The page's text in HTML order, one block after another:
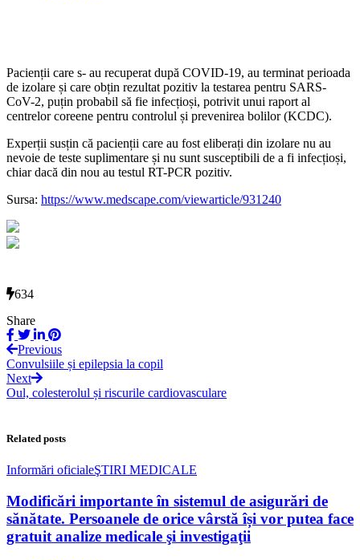
Pacienții care s- au recuperat după COVID-19, au terminat perioada
de izolare și care obțin rezultat pozitiv la testarea pentru SARS-
CoV-2, puțin probabil să fie infecțioși, potrivit unui raport al
centrelor coreene pentru controlul și prevenirea bolilor (KCDC).
Experții susțin că pacienții care au fost eliberați din izolare nu au
nevoie de teste suplimentare și nu sunt susceptibili de a fi infecțioși,
chiar dacă din nou au testul RT-PCR pozitiv.
Sursa: https://www.medscape.com/viewarticle/931240
634
Share
Previous
Convulsiile și epilepsia la copil
Next
Oul, colesterolul și riscurile cardiovasculare
Related posts
Informări oficialeŞTIRI MEDICALE
Modificări importante în sistemul de asigurări de
sănătate. Persoanele de orice vârstă își vor putea face
gratuit analize medicale şi investigaţii